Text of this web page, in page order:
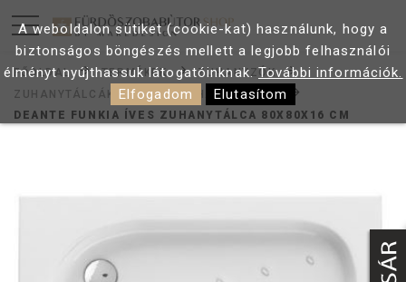
FŐOLDAL TERMÉKEK
ZUHANYZÓK
ZUHANYTÁLCÁK
ÍVES ZUHANYTÁLCÁK
DEANTE FUNKIA ÍVES ZUHANYTÁLCA 80X80X16 CM
A weboldalon sütiket (cookie-kat) használunk, hogy a
biztonságos böngészés mellett a legjobb felhasználói
élményt nyújthassuk látogatóinknak.További információk.
Elfogadom
Elutasítom